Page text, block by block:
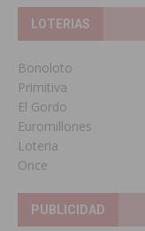
LOTERIAS
Bonoloto
Primitiva
El Gordo
Euromillones
Loteria
Once
PUBLICIDAD